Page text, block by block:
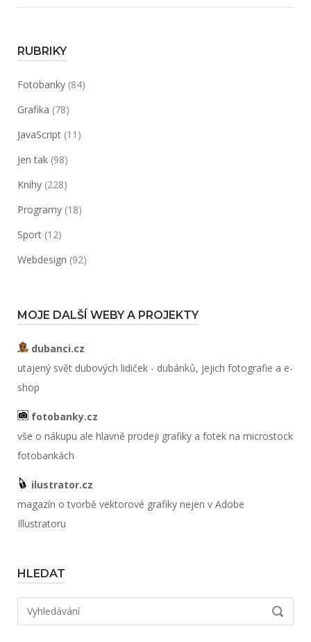
RUBRIKY
Fotobanky (84)
Grafika (78)
JavaScript (11)
Jen tak (98)
Knihy (228)
Programy (18)
Sport (12)
Webdesign (92)
MOJE DALŠÍ WEBY A PROJEKTY
dubanci.cz
utajený svět dubových lidiček - dubánků, jejich fotografie a e-
shop
fotobanky.cz
vše o nákupu ale hlavně prodeji grafiky a fotek na microstock
fotobankách
ilustrator.cz
magazín o tvorbě vektorové grafiky nejen v Adobe
Illustratoru
HLEDAT
Hledat: